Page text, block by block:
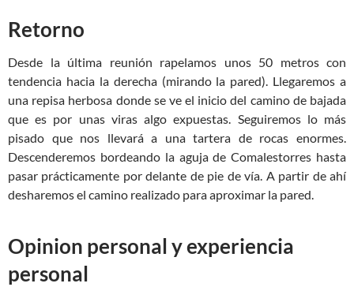
Retorno
Desde la última reunión rapelamos unos 50 metros con
tendencia hacia la derecha (mirando la pared). Llegaremos a
una repisa herbosa donde se ve el inicio del camino de bajada
que es por unas viras algo expuestas. Seguiremos lo más
pisado que nos llevará a una tartera de rocas enormes.
Descenderemos bordeando la aguja de Comalestorres hasta
pasar prácticamente por delante de pie de vía. A partir de ahí
desharemos el camino realizado para aproximar la pared.
Opinion personal y experiencia
personal